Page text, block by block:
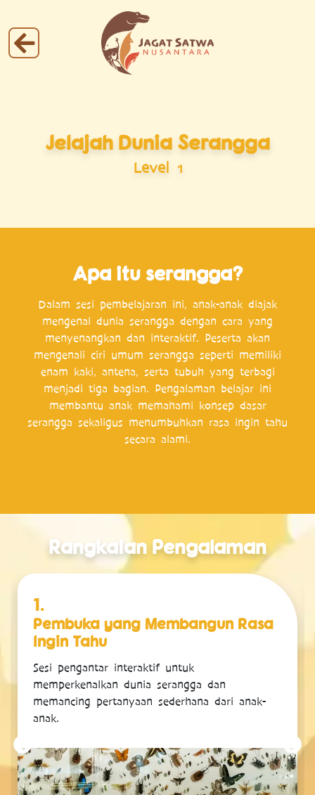
Jelajah Dunia Serangga
Level 1
Apa itu serangga?
Dalam sesi pembelajaran ini, anak-anak diajak
mengenal dunia serangga dengan cara yang
menyenangkan dan interaktif. Peserta akan
mengenali ciri umum serangga seperti memiliki
enam kaki, antena, serta tubuh yang terbagi
menjadi tiga bagian. Pengalaman belajar ini
membantu anak memahami konsep dasar
serangga sekaligus menumbuhkan rasa ingin tahu
secara alami.
Rangkaian Pengalaman
1.
Pembuka yang Membangun Rasa
Ingin Tahu
Sesi pengantar interaktif untuk
memperkenalkan dunia serangga dan
memancing pertanyaan sederhana dari anak-
anak.